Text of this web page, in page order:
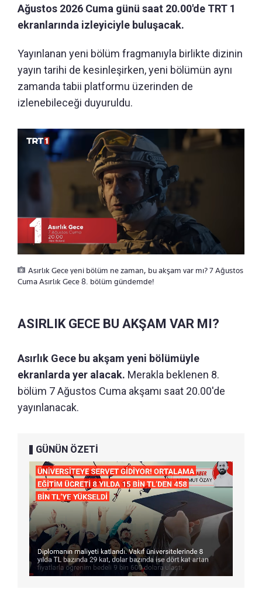
Ağustos 2026 Cuma günü saat 20.00'de TRT 1
ekranlarında izleyiciyle buluşacak.
Yayınlanan yeni bölüm fragmanıyla birlikte dizinin
yayın tarihi de kesinleşirken, yeni bölümün aynı
zamanda tabii platformu üzerinden de
izlenebileceği duyuruldu.
Asırlık Gece yeni bölüm ne zaman, bu akşam var mı? 7 Ağustos
Cuma Asırlık Gece 8. bölüm gündemde!
ASIRLIK GECE BU AKŞAM VAR MI?
Asırlık Gece bu akşam yeni bölümüyle
ekranlarda yer alacak. Merakla beklenen 8.
bölüm 7 Ağustos Cuma akşamı saat 20.00'de
yayınlanacak.
GÜNÜN ÖZETİ